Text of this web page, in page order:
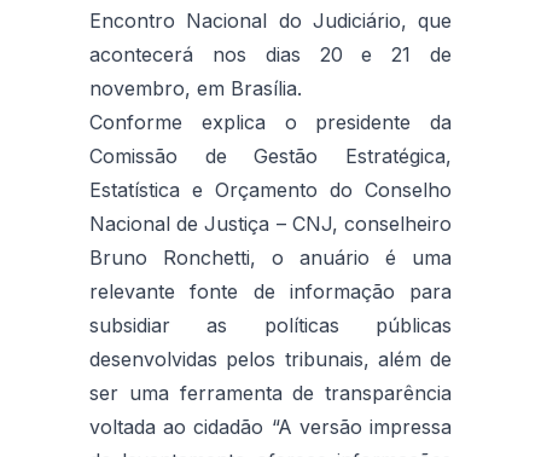
Encontro Nacional do Judiciário, que
acontecerá nos dias 20 e 21 de
novembro, em Brasília.
Conforme explica o presidente da
Comissão de Gestão Estratégica,
Estatística e Orçamento do Conselho
Nacional de Justiça – CNJ, conselheiro
Bruno Ronchetti, o anuário é uma
relevante fonte de informação para
subsidiar as políticas públicas
desenvolvidas pelos tribunais, além de
ser uma ferramenta de transparência
voltada ao cidadão “A versão impressa